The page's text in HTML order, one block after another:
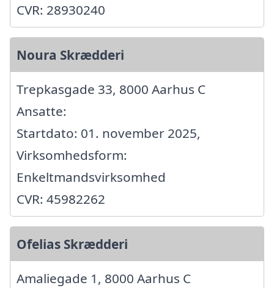
CVR: 28930240
Noura Skrædderi
Trepkasgade 33, 8000 Aarhus C
Ansatte:
Startdato: 01. november 2025,
Virksomhedsform:
Enkeltmandsvirksomhed
CVR: 45982262
Ofelias Skrædderi
Amaliegade 1, 8000 Aarhus C